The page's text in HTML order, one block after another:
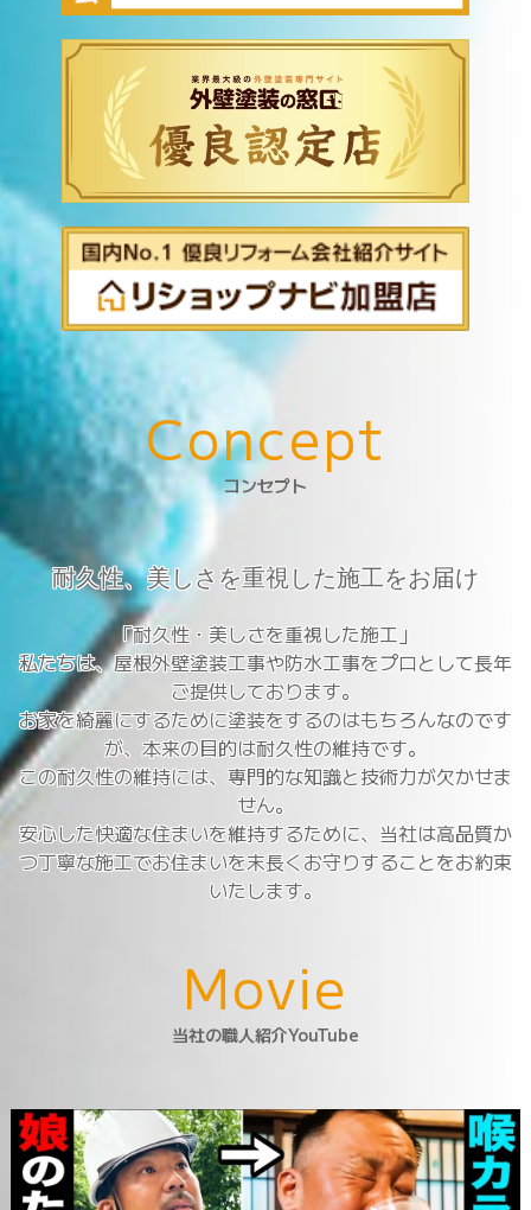
CLOSED : 年末年始
042-398-1717
※営業電話はお控えください。
Concept
コンセプト
耐久性、美しさを重視した施工をお届け
「耐久性・美しさを重視した施工」
私たちは、屋根外壁塗装工事や防水工事をプロとして長年
ご提供しております。
お家を綺麗にするために塗装をするのはもちろんなのです
が、本来の目的は耐久性の維持です。
この耐久性の維持には、専門的な知識と技術力が欠かせま
せん。
安心した快適な住まいを維持するために、当社は高品質か
つ丁寧な施工でお住まいを末長くお守りすることをお約束
いたします。
Movie
当社の職人紹介YouTube